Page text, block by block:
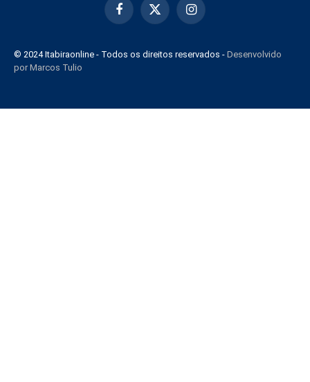
Facebook
X
Instagram
© 2024 Itabiraonline - Todos os direitos reservados - Desenvolvido
por Marcos Tulio